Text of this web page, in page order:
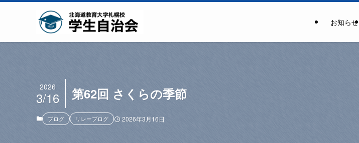
お知らせ
第62回 さくらの季節
2026
3/16
ブログ リレーブログ 2026年3月16日